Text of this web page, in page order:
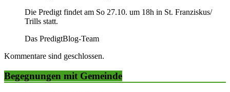
Die Predigt findet am So 27.10. um 18h in St. Franziskus/
Trills statt.
Das PredigtBlog-Team
Kommentare sind geschlossen.
Begegnungen mit Gemeinde